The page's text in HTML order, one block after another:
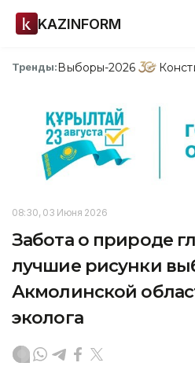
KAZINFORM
Тренды:Выборы-2026
08:30, 03 Июня 2026
Забота о природе
лучшие рисунки
Акмолинской
эколога